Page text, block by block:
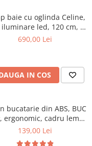
baie cu oglinda Celine,
iluminare led, 120 cm, 3
3 rafturi, soft close, alb
690,00 Lei
IN COS
bucatarie din ABS, BUC
ergonomic, cadru lemn,
100 kg
139,00 Lei